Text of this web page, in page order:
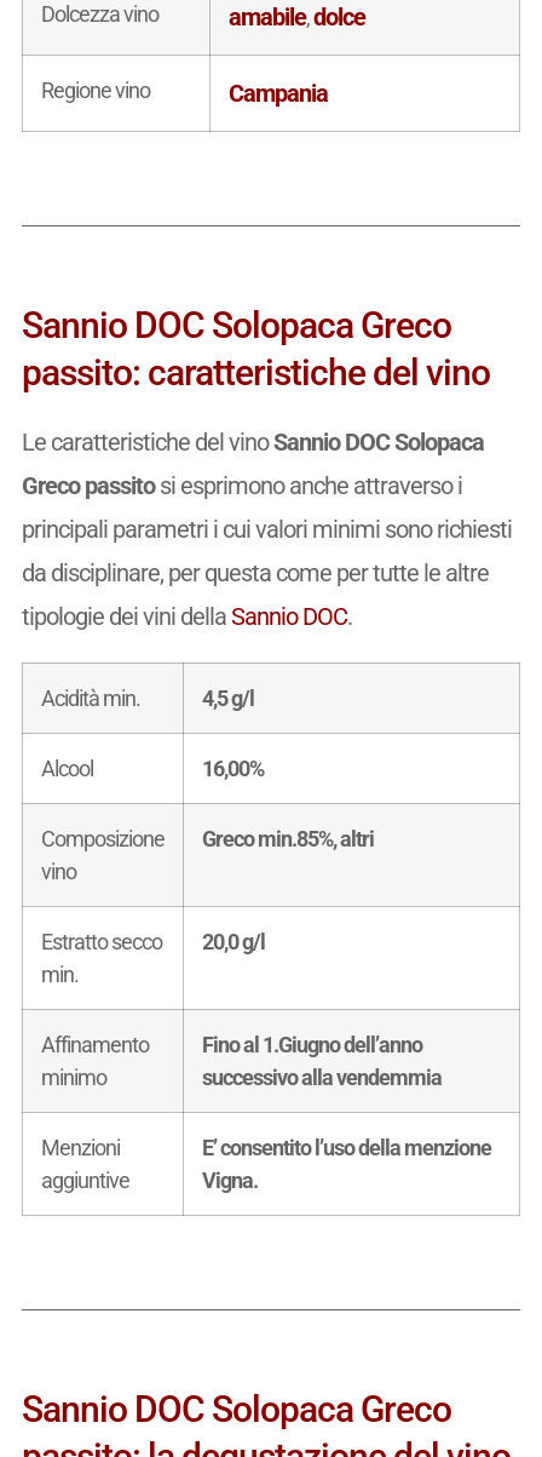
Dolcezza vino amabile,dolce
Regione vino Campania
Sannio DOC Solopaca Greco
passito: caratteristiche del vino
Le caratteristiche del vinoSannio DOC Solopaca
Greco passitosi esprimono anche attraverso i
principali parametri i cui valori minimi sono richiesti
da disciplinare, per questa come per tutte le altre
tipologie dei vini dellaSannio DOC.
Acidità min. 4,5 g/l
Alcool 16,00%
Composizione
vino
Greco min.85%, altri
Estratto secco
min.
20,0 g/l
Affinamento
minimo
Fino al 1.Giugno dell’anno
successivo alla vendemmia
Menzioni
aggiuntive
E’ consentito l’uso della menzione
Vigna.
Sannio DOC Solopaca Greco